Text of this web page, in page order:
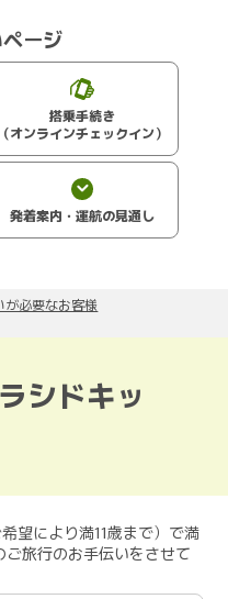
ージ
搭乗手続き
（オンラインチェックイン）
発着案内・運航の見通し
が必要なお客様
シドキッ
望により満11歳まで）で満
旅行のお手伝いをさせて